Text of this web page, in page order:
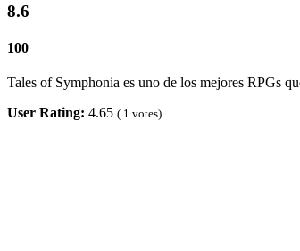
8.6
100
Tales of Symphonia es uno de los mejores RPGs
User Rating: 4.65 ( 1 votes)